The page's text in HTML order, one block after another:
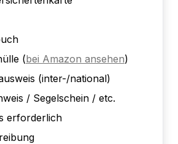
(bei Amazon ansehen)
(inter-/national)
/ Segelschein / etc.
erforderlich